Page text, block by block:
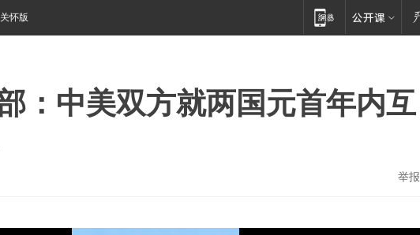
怀版
：中美双方就两国元首年内互
举报